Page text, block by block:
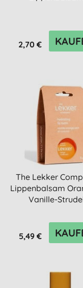
2,70 €
The Lekker
Lippenbalsam
Vanille-
5,49 €